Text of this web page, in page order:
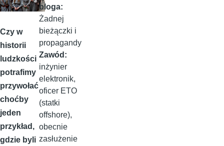
Czy w
historii
ludzkości
potrafimy
przywołać
choćby
jeden
przykład,
gdzie byli
bloga:
Żadnej
bieżączki i
propagandy
Zawód:
inżynier
elektronik,
oficer ETO
(statki
offshore),
obecnie
zasłużenie